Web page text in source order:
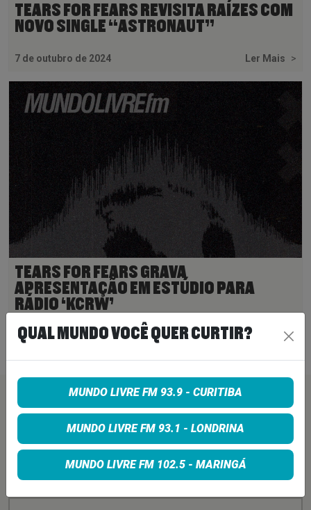
TEARS FOR FEARS REVISITA RAÍZES COM
NOVO SINGLE “ASTRONAUT”
7 de outubro de 2024 Ler Mais >
TEARS FOR FEARS GRAVA
APRESENTAÇÃO EM ESTÚDIO PARA
RÁDIO ‘KCRW’
29 de setembro de 2022 Ler Mais >
PEÇA SUA MÚSICA
Quer sugerir uma música para rolar na minha
programação? É só preencher os campos abaixo:
QUAL MUNDO VOCÊ QUER CURTIR?
MUNDO LIVRE FM 93.9 - CURITIBA
MUNDO LIVRE FM 93.1 - LONDRINA
MUNDO LIVRE FM 102.5 - MARINGÁ